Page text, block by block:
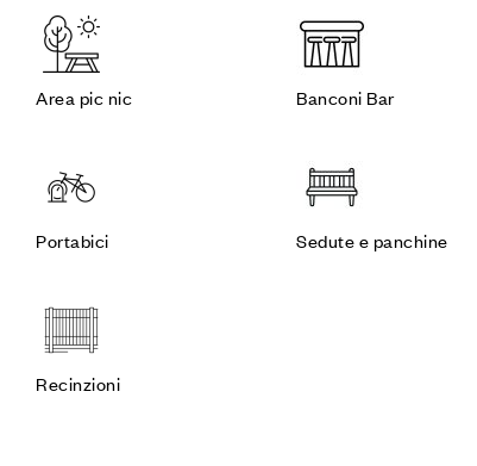
Area pic nic Banconi Bar
Portabici Sedute e panchine
Recinzioni